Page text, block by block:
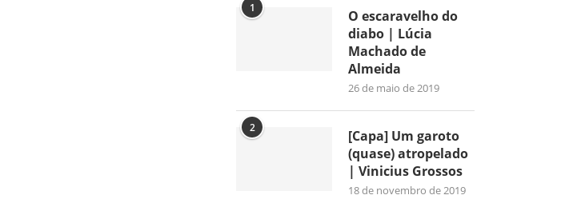
1
O escaravelho do
diabo | Lúcia
Machado de
Almeida
26 de maio de 2019
2
[Capa] Um garoto
(quase) atropelado
| Vinicius Grossos
18 de novembro de 2019